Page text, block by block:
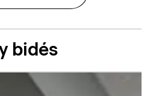
bidés